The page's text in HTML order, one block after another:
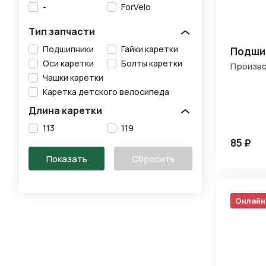
- ForVelo
Тип запчасти
Подшипники
Гайки каретки
Оси каретки
Болты каретки
Чашки каретки
Каретка детского велосипеда
Длина каретки
113 119
85 ₽